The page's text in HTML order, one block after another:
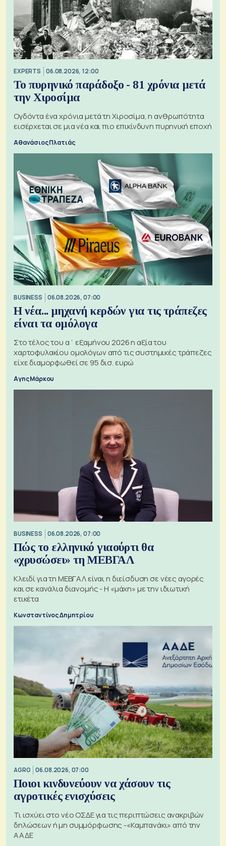
EXPERTS 06.08.2026, 12:00
Το πυρηνικό παράδοξο - 81 χρόνια μετά
την Χιροσίμα
Ογδόντα ένα χρόνια μετά τη Χιροσίμα, η ανθρωπότητα
εισέρχεται σε μια νέα και πιο επικίνδυνη πυρηνική εποχή
Αθανάσιος Πλατιάς
BUSINESS 06.08.2026, 07:00
Η νέα... μηχανή κερδών για τις τράπεζες
είναι τα ομόλογα
Στο τέλος του α΄ εξαμήνου 2026 η αξία του
χαρτοφυλακίου ομολόγων από τις συστημικές τράπεζες
είχε διαμορφωθεί σε 95 δισ. ευρώ
Αγης Μάρκου
BUSINESS 06.08.2026, 07:00
Πώς το ελληνικό γιαούρτι θα
«χρυσώσει» τη ΜΕΒΓΑΛ
Κλειδί για τη ΜΕΒΓΑΛ είναι η διείσδυση σε νέες αγορές
και σε κανάλια διανομής - Η «μάχη» με την ιδιωτική
ετικέτα
Κωνσταντίνος Δημητρίου
AGRO 06.08.2026, 07:00
Ποιοι κινδυνεύουν να χάσουν τις
αγροτικές ενισχύσεις
Τι ισχύει στο νέο ΟΣΔΕ για τις περιπτώσεις ανακριβών
δηλώσεων ή μη συμμόρφωσης -«Καμπανάκι» από την
ΑΑΔΕ